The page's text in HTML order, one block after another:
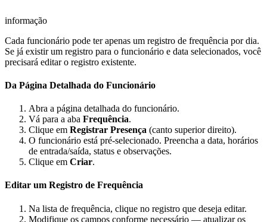
informação
Cada funcionário pode ter apenas um registro de frequência por dia.
Se já existir um registro para o funcionário e data selecionados, você
precisará editar o registro existente.
Da Página Detalhada do Funcionário
Abra a página detalhada do funcionário.
Vá para a aba Frequência.
Clique em Registrar Presença (canto superior direito).
O funcionário está pré-selecionado. Preencha a data, horários
de entrada/saída, status e observações.
Clique em Criar.
Editar um Registro de Frequência
Na lista de frequência, clique no registro que deseja editar.
Modifique os campos conforme necessário — atualizar os